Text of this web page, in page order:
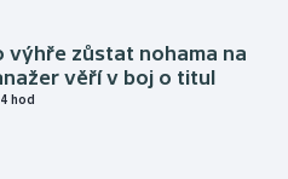
výhře zůstat nohama na
věří v boj o titul
hod